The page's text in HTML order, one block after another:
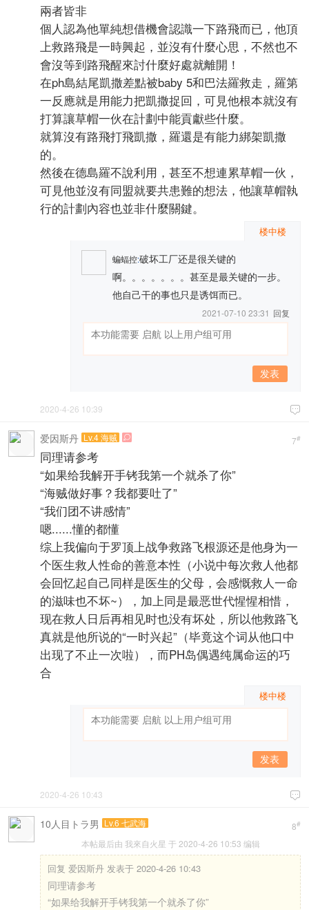
兩者皆非
個人認為他單純想借機會認識一下路飛而已，他頂
上救路飛是一時興起，並沒有什麼心思，不然也不
會沒等到路飛醒來討什麼好處就離開！
在ph島結尾凱撒差點被baby 5和巴法羅救走，羅第
一反應就是用能力把凱撒捉回，可見他根本就沒有
打算讓草帽一伙在計劃中能貢獻些什麼。
就算沒有路飛打飛凱撒，羅還是有能力綁架凱撒
的。
然後在德島羅不說利用，甚至不想連累草帽一伙，
可見他並沒有同盟就要共患難的想法，他讓草帽執
行的計劃內容也並非什麼關鍵。
楼中楼
蝙蝠控:破坏工厂还是很关键的
啊。。。。。。。甚至是最关键的一步。
他自己干的事也只是诱饵而已。
2021-07-10 23:31 回复
发表

2020-4-26 10:39
7#
爱因斯丹 Lv.4 海贼 
同理请参考
“如果给我解开手铐我第一个就杀了你”
“海贼做好事？我都要吐了”
“我们团不讲感情”
嗯......懂的都懂
综上我偏向于罗顶上战争救路飞根源还是他身为一
个医生救人性命的善意本性（小说中每次救人他都
会回忆起自己同样是医生的父母，会感慨救人一命
的滋味也不坏~），加上同是最恶世代惺惺相惜，
现在救人日后再相见时也没有坏处，所以他救路飞
真就是他所说的“一时兴起”（毕竟这个词从他口中
出现了不止一次啦），而PH岛偶遇纯属命运的巧
合
楼中楼
发表

2020-4-26 10:43
8#
10人目トラ男 Lv.6 七武海
本帖最后由 我來自火星 于 2020-4-26 10:53 编辑
回复 爱因斯丹 发表于 2020-4-26 10:43
同理请参考
“如果给我解开手铐我第一个就杀了你”